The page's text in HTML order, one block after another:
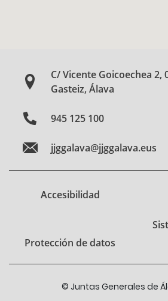
C/ Vicente Goicoechea 2,
Gasteiz, Álava
945 125 100
jjggalava@jjggalava.eus
Accesibilidad
Protección de datos
© Juntas Generales de